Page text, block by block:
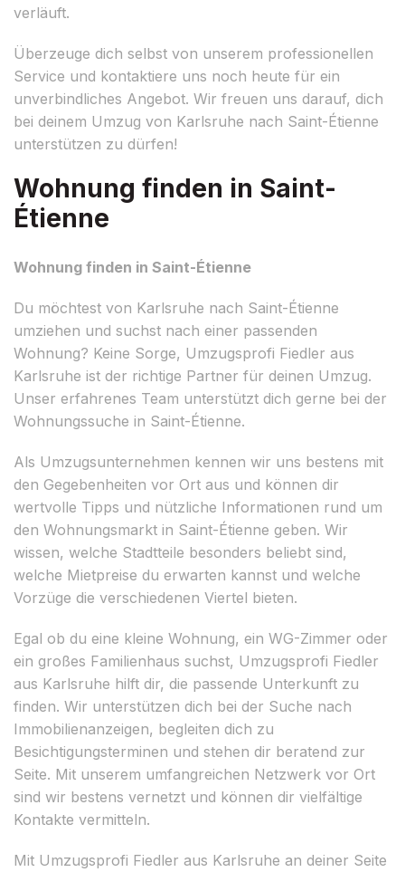
verläuft.
Überzeuge dich selbst von unserem professionellen
Service und kontaktiere uns noch heute für ein
unverbindliches Angebot. Wir freuen uns darauf, dich
bei deinem Umzug von Karlsruhe nach Saint-Étienne
unterstützen zu dürfen!
Wohnung finden in Saint-
Étienne
Wohnung finden in Saint-Étienne
Du möchtest von Karlsruhe nach Saint-Étienne
umziehen und suchst nach einer passenden
Wohnung? Keine Sorge, Umzugsprofi Fiedler aus
Karlsruhe ist der richtige Partner für deinen Umzug.
Unser erfahrenes Team unterstützt dich gerne bei der
Wohnungssuche in Saint-Étienne.
Als Umzugsunternehmen kennen wir uns bestens mit
den Gegebenheiten vor Ort aus und können dir
wertvolle Tipps und nützliche Informationen rund um
den Wohnungsmarkt in Saint-Étienne geben. Wir
wissen, welche Stadtteile besonders beliebt sind,
welche Mietpreise du erwarten kannst und welche
Vorzüge die verschiedenen Viertel bieten.
Egal ob du eine kleine Wohnung, ein WG-Zimmer oder
ein großes Familienhaus suchst, Umzugsprofi Fiedler
aus Karlsruhe hilft dir, die passende Unterkunft zu
finden. Wir unterstützen dich bei der Suche nach
Immobilienanzeigen, begleiten dich zu
Besichtigungsterminen und stehen dir beratend zur
Seite. Mit unserem umfangreichen Netzwerk vor Ort
sind wir bestens vernetzt und können dir vielfältige
Kontakte vermitteln.
Mit Umzugsprofi Fiedler aus Karlsruhe an deiner Seite